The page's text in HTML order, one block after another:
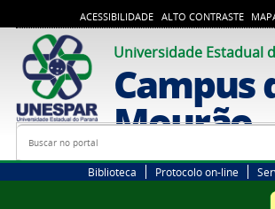
ACESSIBILIDADE ALTO CONTRASTE
Universidade Estadual
Campus
Mourão
Busca
Biblioteca Protocolo on-line